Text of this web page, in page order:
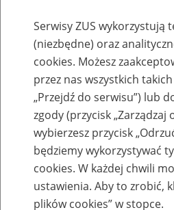
Szkolenia
Zaproś ZUS do siebie:
Serwisy ZUS wykorzystują
(niezbędne) oraz
cookies. Możesz
przez nas wszystkich
„Przejdź do serwisu”) lub
zgody (przycisk „Zarządzaj
wybierzesz przycisk
będziemy wykorzystywać
cookies. W każdej chwili
ustawienia. Aby to zrobić,
plików cookies” w stopce.